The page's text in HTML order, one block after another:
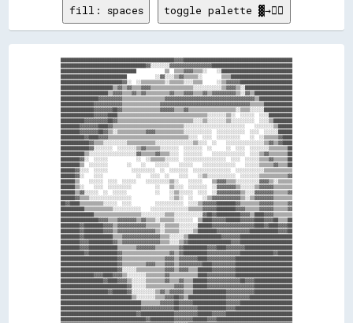
fill: spaces toggle palette ▓→✊🏽
████████████████████████████████████████████████▓▓▓▓██████████████████████████████████████████████
████████████████████████████████████▓▓░░░░░░░░▓▓▓▓▓▓▓▓▓▓▓▓▓▓▓▓▓▓██████████████████████████████████
████████████████████████████████            ▒▒  ▒▒▒▒▓▓▓▓▒▒▒▒░░    ░░██████████████████████████████
████████████████████████████            ░░▓▓░░░░▒▒▓▓▒▒▒▒▒▒░░        ▒▒▒▒██████████████████████████
██████████████████████████▓▓░░  ░░▒▒▒▒▒▒▒▒▒▒░░▒▒▒▒▒▒░░░░▒▒▒▒      ░░▒▒▓▓▓▓▓▓██████████████████████
██████████████████████▒▒▓▓▒▒▓▓▒▒▒▒▓▓▓▓▒▒▒▒▒▒▒▒▒▒▒▒▒▒▒▒▒▒░░░░░░░░░░░░▒▒▓▓▓▓▒▒░░████████████████████
████████████████████▒▒▓▓▓▓▒▒▒▒▓▓▒▒▓▓▒▒▒▒▒▒▒▒▒▒▓▓▒▒▒▒▓▓▓▓▒▒▒▒▓▓▒▒▓▓▓▓▓▓▓▓▓▓▒▒░░▓▓▒▒████████████████
████████████████▓▓▓▓▓▓▓▓▓▓▒▒▒▒▒▒▒▒▒▒▒▒▒▒▒▒▒▒▓▓▓▓▓▓▓▓▓▓▓▓▓▓▓▓▓▓▓▓▓▓▓▓▓▓▓▓▓▓▓▓▓▓▓▓▓▓▒▒██████████████
██████████████▓▓▓▓▓▓▓▓▓▓▓▓▒▒▒▒▒▒▒▒▒▒▒▒▒▒▒▒▓▓▓▓▓▓▓▓▓▓▓▓▓▓▓▓▓▓▓▓▓▓▓▓▓▓▓▓▓▓▓▓▓▓▓▓▓▓▒▒▒▒▒▒████████████
██████████████▓▓▓▓▓▓▓▓██▓▓▒▒▒▒▒▒▒▒▒▒▒▒▒▒▒▒▓▓▓▓▓▓▒▒▒▒▓▓▒▒▒▒▒▒▒▒▒▒▒▒▒▒▒▒▒▒▒▒░░▒▒▒▒░░░░░░████████████
██████████████▓▓▓▓▓▓████▒▒▒▒▒▒▒▒▒▒▒▒▒▒▒▒▒▒▒▒▒▒▒▒▒▒▒▒▒▒▒▒▒▒▒▒▒▒░░░░░░░░▒▒░░  ░░░░░░  ░░░░██████████
██████████▓▓▓▓▓▓▓▓▓▓██▓▓▒▒▒▒▒▒▒▒▒▒▒▒▒▒▒▒▒▒▒▒▒▒▒▒▒▒▒▒▒▒▒▒░░░░▒▒░░░░░░░░▒▒░░░░░░░░░░  ░░░░▒▒████████
████████▓▓▓▓▓▓▓▓████▓▓▒▒▒▒▒▒▒▒▒▒▒▒▒▒▒▒▒▒▒▒▒▒▒▒▒▒▒▒▒▒░░░░░░░░░░░░░░░░░░░░░░░░░░    ░░░░░░░░▒▒██████
████████▓▓▓▓▓▓▓▓██▓▓▒▒░░▒▒▒▒▒▒▒▒▒▒▒▒▓▓▓▓▒▒▒▒▒▒▒▒▒▒▒▒░░░░░░░░░░░░  ░░░░░░░░░░░░  ░░░░  ░░░░░░██████
██████████▓▓████▓▓▓▓▒▒▒▒▒▒▒▒▒▒▒▒▒▒▒▒▒▒▒▒▒▒▒▒▒▒▒▒▒▒▒▒▒▒░░░░  ░░░░  ░░░░░░░░░░    ░░  ░░▒▒▒▒▒▒▓▓████
████████████▓▓▒▒▒▒░░░░░░░░░░▒▒▒▒▒▒▒▒▒▒▒▒░░░░░░░░░░░░░░░░▒▒░░░░  ░░    ░░░░░░░░░░░░░░░░▒▒▓▓▒▒▓▓████
████████████▓▓░░░░░░░░  ░░░░░░░░▒▒▓▓▒▒▒▒▒▒░░░░░░░░  ░░░░░░░░  ░░      ░░  ░░░░  ░░░░░░░░▒▒▒▒▒▒▒▒██
██████████▒▒░░░░░░░░░░░░░░░░░░░░▓▓▒▒▒▒▒▒▓▓▒▒▒▒░░░░  ░░░░░░░░    ░░░░░░░░░░░░░░  ░░░░▒▒▓▓▒▒▒▒▒▒▒▒██
████████▓▓░░  ░░░░░░            ░░  ░░▒▒▒▒▒▒░░░░░░  ░░░░░░░░░░░░░░░░░░  ░░░░  ░░░░░░▒▒▒▒▓▓▒▒▒▒▒▒██
████████▒▒  ░░░░░░░░        ░░    ░░    ░░░░░░    ░░░░░░    ░░░░░░░░░░░░░░    ░░░░░░▒▒▒▒▒▒▓▓▒▒▒▒██
██████▓▓░░░░  ░░░░░░          ░░░░░░░░░░  ░░  ░░░░░░░░  ░░░░░░░░░░░░░░░░  ░░░░░░░░░░░░▒▒▒▒▒▒▒▒▒▒▒▒
██████▓▓░░    ░░░░              ░░    ░░░░  ░░    ░░░░    ░░▒▒░░░░░░░░░░░░  ░░░░░░░░▒▒▒▒▒▒▒▒▒▒▒▒▓▓
██████▒▒    ░░░░░░  ░░░░  ░░░░░░    ░░░░░░░░░░▒▒░░    ░░░░░░    ▒▒▓▓▓▓▒▒▒▒░░░░░░░░░░▓▓▓▓▒▒░░▒▒▒▒▒▒
██████▒▒░░    ░░░░  ░░░░░░░░░░          ░░    ▒▒░░░░  ░░░░░░░░  ░░▓▓▓▓▓▓▓▓▒▒░░░░░░▒▒▓▓▓▓▓▓▒▒▒▒▒▒▒▒
██████▒▒▓▓░░░░░░  ░░  ░░░░░░            ░░    ░░▒▒░░░░░░  ░░░░  ░░▓▓▓▓▓▓▓▓▓▓▒▒░░░░▓▓▓▓▓▓▓▓▒▒▒▒▒▒▓▓
██████▓▓▒▒▒▒░░░░░░░░░░░░░░░░░░                ░░▒▒░░  ░░    ░░▒▒▓▓▓▓▓▓▓▓▓▓▓▓▒▒░░▒▒▓▓▓▓▓▓▓▓▒▒▒▒▒▒▒▒
██▓▓████▒▒▒▒▒▒▒▒▒▒░░░░░░  ░░░░          ░░░░░░░░░░░░  ░░░░▒▒▓▓▓▓▓▓████████▓▓▒▒▒▒▒▒▒▒▓▓▓▓▓▓▒▒▒▒▒▒▓▓
██████████▒▒▒▒▒▒▒▒▒▒▒▒░░░░░░░░░░░░    ░░░░░░░░░░░░░░░░▒▒▒▒▒▒▓▓▓▓▓▓████████▓▓▓▓▒▒▒▒▒▒▓▓▓▓▓▓▒▒▒▒▒▒▓▓
██████████████▒▒▒▒▒▒▒▒▒▒▒▒▒▒▒▒▒▒▒▒░░░░░░░░░░▒▒▒▒░░░░░░░░░░░░▓▓██▓▓██████████▓▓▓▓▒▒████▓▓▓▓▒▒▒▒▒▒▒▒
████████████████▓▓▓▓▒▒▒▒▓▓▓▓▓▓▓▓▒▒▓▓▒▒▒▒░░▒▒▒▒▒▒░░░░░░░░  ▒▒████▓▓▓▓▓▓██████▓▓▓▓▓▓████▓▓▓▓██▒▒▒▒██
████████▓▓████████▓▓▓▓▒▒▓▓▓▓▓▓▓▓▓▓▓▓▒▒▒▒▒▒░░▒▒▒▒▒▒░░░░░░░░██████▓▓▓▓▓▓▓▓▓▓▓▓▓▓▓▓▓▓████▓▓████▓▓▓▓██
████████▓▓████████▓▓▓▓▒▒▓▓▓▓▓▓▓▓▓▓▓▓▓▓▓▓▒▒░░▒▒▒▒▒▒░░░░░░▒▒████████▓▓▓▓▓▓▓▓▓▓▓▓▓▓████████████▓▓▓▓██
████████▓▓████████████▒▒▒▒▓▓▓▓▓▓▓▓▓▓▓▓▓▓▓▓▒▒▒▒░░░░░░▒▒██████████████▓▓▓▓▓▓▓▓██████████████████████
████████▓▓▓▓██████████▓▓▒▒▓▓▓▓▓▓▓▓▓▓▓▓▓▓▓▓▒▒▒▒░░░░▒▒▓▓██████████████████▓▓▓▓██████████████████████
████████▓▓▓▓████████████▒▒▒▒▒▒▒▒▓▓▓▓▓▓▓▓▒▒▒▒▒▒▒▒▒▒▓▓██████████▓▓▓▓████▓▓▓▓▓▓▓▓████████████████████
██████████▓▓████████████▓▓▒▒▒▒▒▒▒▒▒▒▒▒▒▒▒▒▒▒▒▒▓▓▒▒▓▓██████████▓▓▓▓▓▓▓▓▓▓▓▓▓▓██████████████▓▓██████
████████████████████████▓▓▒▒▒▒▒▒▒▒▒▒▒▒▒▒▒▒▒▒▓▓▓▓▒▒▓▓▓▓▓▓▓▓████▓▓▓▓▓▓▓▓▓▓▓▓████████████████████████
████████████████████████▓▓▒▒▒▒▒▒▒▒▒▒▓▓▓▓▒▒▒▒▓▓▓▓▒▒▓▓▓▓▓▓▓▓▓▓████▓▓▓▓▓▓▓▓▓▓████████████████████████
████████████████████████▓▓░░░░░░▒▒▒▒▒▒▒▒▒▒▒▒▓▓▓▓▒▒▓▓▓▓▒▒▒▒██████▓▓▓▓▓▓▓▓▓▓████████████████████████
██████████████▓▓▓▓████▓▓▓▓▒▒░░░░░░░░▒▒▒▒▒▒▒▒▓▓▒▒▒▒▒▒▒▒▒▒▒▒████▓▓▓▓▓▓▓▓▓▓▓▓████████████████████████
██████████████████▓▓████▓▓▓▓▒▒░░░░░░▒▒▒▒▒▒▒▒▓▓▒▒▒▒▓▓▒▒▒▒██████▓▓▓▓▓▓▓▓▓▓▓▓▓▓██▓▓▓▓████████████████
████████████████████████████▓▓░░░░░░▒▒▒▒▒▒▒▒▒▒▒▒▓▓▓▓▒▒▒▒██████▓▓▓▓▓▓▓▓▓▓▓▓▓▓▓▓▓▓▓▓████████████████
████████████████████▓▓██████▓▓░░░░░░░░░░▒▒▓▓▒▒▓▓▓▓▓▓▒▒▒▒██████████████▓▓▓▓▓▓▓▓▓▓▓▓████████████████
██████████████████████████████▒▒░░░░░░░░▒▒▒▒▓▓▓▓██▓▓▒▒████████████████▓▓▓▓▓▓▓▓▓▓██████████████████
██████████████████████████████████▒▒▒▒▒▒▒▒▓▓▓▓▓▓██▓▓▓▓▓▓██████████████▓▓▓▓▓▓██████████████████████
██████████████████████████████████▓▓▓▓▓▓▓▓▓▓▓▓▓▓██▓▓▓▓▓▓▓▓████████████▓▓▓▓████████████████████████
████████████████████████████████▓▓██████████████▓▓▓▓▓▓▓▓▓▓██████▓▓▓▓▓▓████████████████████████████
████████████████████████████████████▓▓██████████▓▓▓▓▓▓▓▓██████▓▓▓▓████████████████████████████████